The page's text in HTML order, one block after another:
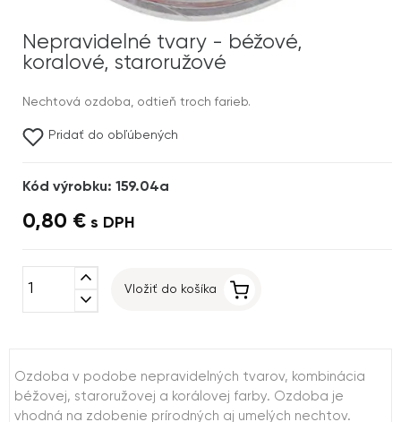
Nepravidelné tvary - béžové,
koralové, staroružové
Nechtová ozdoba, odtieň troch farieb.
Pridať do obľúbených
Kód výrobku: 159.04a
0,80 € s DPH
expand_less
expand_more
Vložiť do košíka
Ozdoba v podobe nepravidelných tvarov, kombinácia
béžovej, staroružovej a korálovej farby. Ozdoba je
vhodná na zdobenie prírodných aj umelých nechtov.